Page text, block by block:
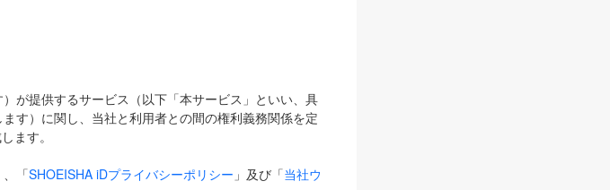
が提供するサービス（以下「本サービス」といい、具
す）に関し、当社と利用者との間の権利義務関係を定
ます。
、「SHOEISHA iDプライバシーポリシー 」及び「当社ウ